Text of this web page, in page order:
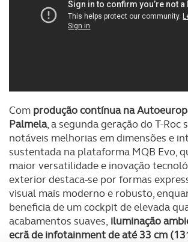
Com produção contínua na
Palmela, a segunda geração do T-Roc
notáveis melhorias em dimensões e
sustentada na plataforma MQB Evo,
maior versatilidade e inovação
exterior destaca-se por formas
visual mais moderno e robusto,
beneficia de um cockpit de elevada
acabamentos suaves, iluminação
ecrã de infotainment de até 33 cm